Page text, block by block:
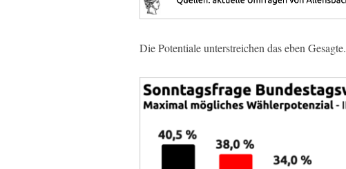
Die Potentiale unterstreichen das eben Gesagte.